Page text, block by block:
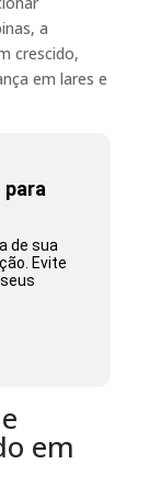
a
crescido,
em lares e
de sua
Evite
em